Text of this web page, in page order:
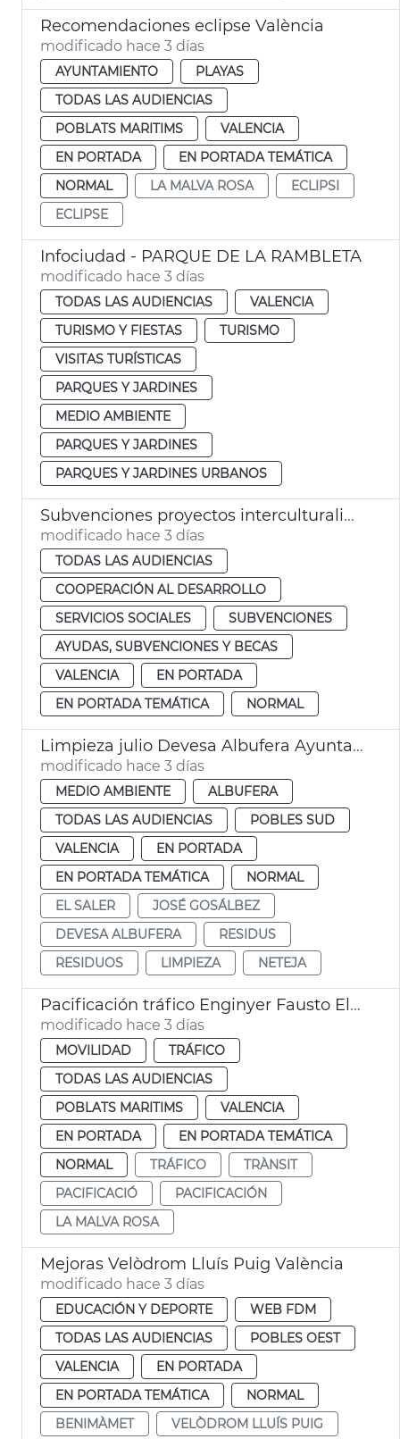
Recomendaciones eclipse València
modificado hace 3 días
AYUNTAMIENTO
PLAYAS
TODAS LAS AUDIENCIAS
POBLATS MARITIMS
VALENCIA
EN PORTADA
EN PORTADA TEMÁTICA
NORMAL
LA MALVA ROSA
ECLIPSI
ECLIPSE
Infociudad - PARQUE DE LA RAMBLETA
modificado hace 3 días
TODAS LAS AUDIENCIAS
VALENCIA
TURISMO Y FIESTAS
TURISMO
VISITAS TURÍSTICAS
PARQUES Y JARDINES
MEDIO AMBIENTE
PARQUES Y JARDINES
PARQUES Y JARDINES URBANOS
Subvenciones proyectos interculturalidad, prevención del racismo y la xenofobia
modificado hace 3 días
TODAS LAS AUDIENCIAS
COOPERACIÓN AL DESARROLLO
SERVICIOS SOCIALES
SUBVENCIONES
AYUDAS, SUBVENCIONES Y BECAS
VALENCIA
EN PORTADA
EN PORTADA TEMÁTICA
NORMAL
Limpieza julio Devesa Albufera Ayuntamiento València
modificado hace 3 días
MEDIO AMBIENTE
ALBUFERA
TODAS LAS AUDIENCIAS
POBLES SUD
VALENCIA
EN PORTADA
EN PORTADA TEMÁTICA
NORMAL
EL SALER
JOSÉ GOSÁLBEZ
DEVESA ALBUFERA
RESIDUS
RESIDUOS
LIMPIEZA NETEJA
Pacificación tráfico Enginyer Fausto Elío València
modificado hace 3 días
MOVILIDAD
TRÁFICO
TODAS LAS AUDIENCIAS
POBLATS MARITIMS
VALENCIA
EN PORTADA
EN PORTADA TEMÁTICA
NORMAL
TRÁFICO
TRÀNSIT
PACIFICACIÓ
PACIFICACIÓN
LA MALVA ROSA
Mejoras Velòdrom Lluís Puig València
modificado hace 3 días
EDUCACIÓN Y DEPORTE
WEB FDM
TODAS LAS AUDIENCIAS
POBLES OEST
VALENCIA
EN PORTADA
EN PORTADA TEMÁTICA
NORMAL
BENIMÀMET
VELÒDROM LLUÍS PUIG